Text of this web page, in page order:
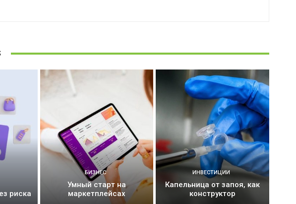
риска
БИЗНЕС
Умный старт на
маркетплейсах
ИНВЕСТИЦИИ
Капельница от запоя, как
конструктор